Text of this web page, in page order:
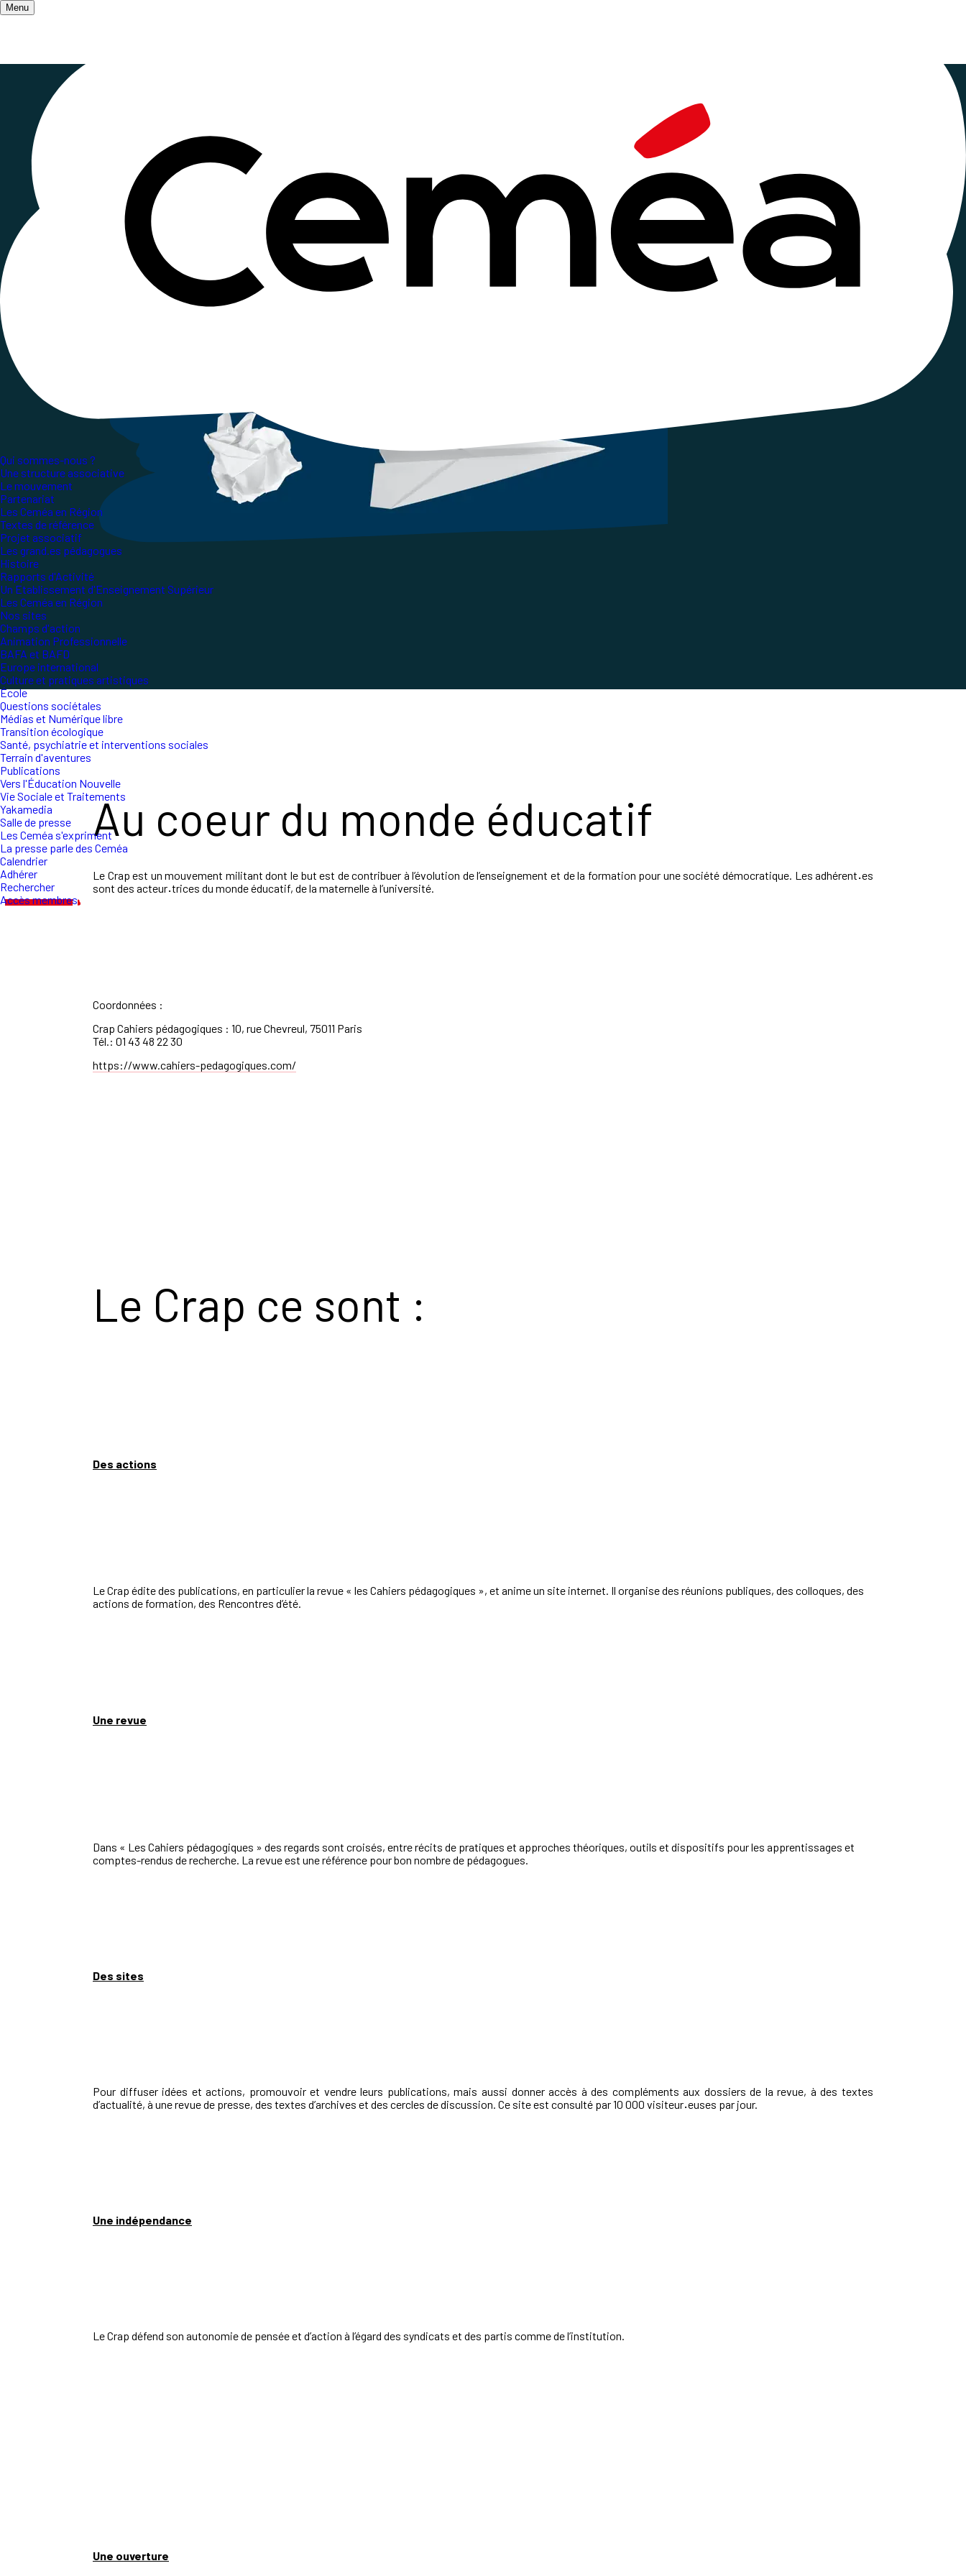
Menu
Qui sommes-nous ?
Une structure associative
Le mouvement
Partenariat
Les Ceméa en Région
Textes de référence
Projet associatif
Les grand.es pédagogues
Histoire
Rapports d'Activité
Un Etablissement d'Enseignement Supérieur
Les Ceméa en Région
Nos sites
Champs d'action
Animation Professionnelle
BAFA et BAFD
Europe international
Culture et pratiques artistiques
École
Questions sociétales
Médias et Numérique libre
Transition écologique
Santé, psychiatrie et interventions sociales
Terrain d'aventures
Publications
Vers l'Éducation Nouvelle
Vie Sociale et Traitements
Yakamedia
Salle de presse
Les Ceméa s'expriment
La presse parle des Ceméa
Calendrier
Adhérer
Rechercher
Accès membres
Qui sommes-nous ?
Le Crap Cahiers pédagogiques
Publié le 16 janvier 2023 , mis à jour le
Lecture ~2 minutes
Le Cercle de recherche et d’action pédagogiques, les Cahiers pédagogiques. Une revue, un mouvement d'Éducation nouvelle.
Au coeur du monde éducatif
Le Crap est un mouvement militant dont le but est de contribuer à l’évolution de l’enseignement et de la formation pour une société démocratique. Les adhérent·es
sont des acteur·trices du monde éducatif, de la maternelle à l’université.
Coordonnées :
Crap Cahiers pédagogiques : 10, rue Chevreul, 75011 Paris
Tél.: 01 43 48 22 30
https://www.cahiers-pedagogiques.com/
Le Crap ce sont :
Des actions
Le Crap édite des publications, en particulier la revue « les Cahiers pédagogiques », et anime un site internet. Il organise des réunions publiques, des colloques, des
actions de formation, des Rencontres d’été.
Une revue
Dans « Les Cahiers pédagogiques » des regards sont croisés, entre récits de pratiques et approches théoriques, outils et dispositifs pour les apprentissages et
comptes-rendus de recherche. La revue est une référence pour bon nombre de pédagogues.
Des sites
Pour diffuser idées et actions, promouvoir et vendre leurs publications, mais aussi donner accès à des compléments aux dossiers de la revue, à des textes
d’actualité, à une revue de presse, des textes d’archives et des cercles de discussion. Ce site est consulté par 10 000 visiteur·euses par jour.
Une indépendance
Le Crap défend son autonomie de pensée et d’action à l’égard des syndicats et des partis comme de l’institution.
Une ouverture